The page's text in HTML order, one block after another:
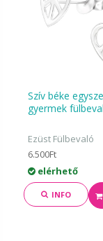
Szív béke
gyermek
Ezüst Fülbevaló
6.500Ft
elérhető
INFO